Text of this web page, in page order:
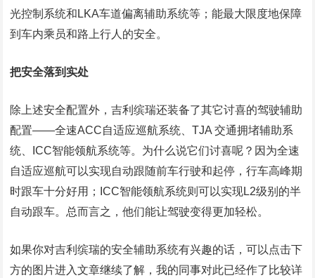
光控制系统和LKA车道偏离辅助系统等；能最大限度地保障
到车内乘员和路上行人的安全。
把安全落到实处
除上述安全配置外，吉利缤瑞还装备了其它讨喜的驾驶辅助
配置——全速ACC自适应巡航系统、TJA 交通拥堵辅助系
统、ICC智能领航系统等。为什么说它们讨喜呢？因为全速
自适应巡航可以实现自动跟随前车行驶和起停，行车高峰期
时跟车十分好用；ICC智能领航系统则可以实现L2级别的半
自动跟车。总而言之，他们能让驾驶变得更加轻松。
如果你对吉利缤瑞的安全辅助系统有兴趣的话，可以点击下
方的图片进入文章继续了解，我的同事对此已经作了比较详